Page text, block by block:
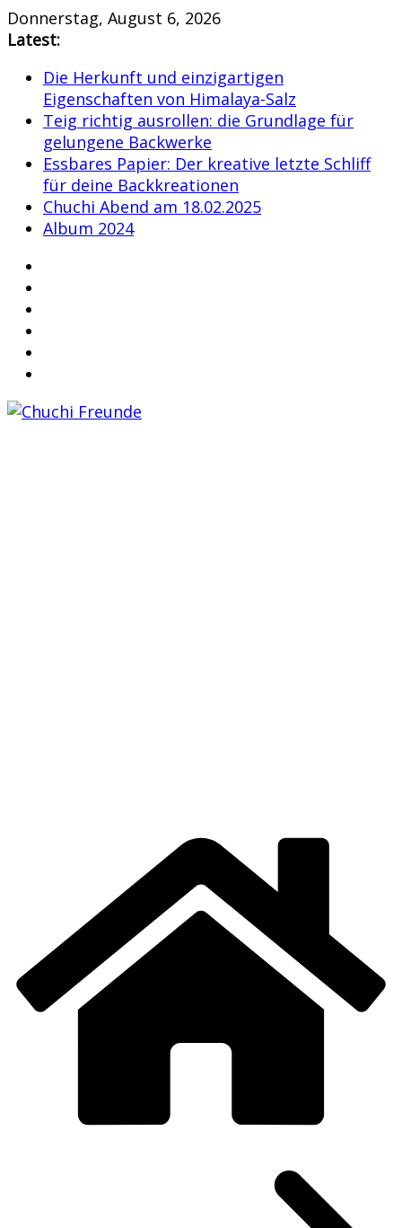
Skip
to
Donnerstag, August 6, 2026
Latest:
Die Herkunft und einzigartigen
Eigenschaften von Himalaya-Salz
Teig richtig ausrollen: die Grundlage für
gelungene Backwerke
Essbares Papier: Der kreative letzte Schliff
für deine Backkreationen
Chuchi Abend am 18.02.2025
Album 2024